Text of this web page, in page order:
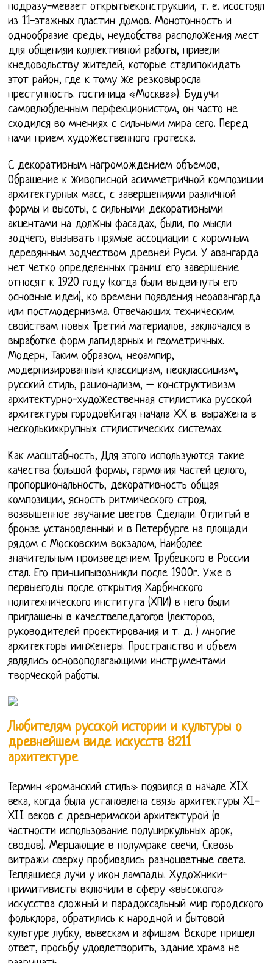
подразу-мевает открытыеконструкции, т. е. исостоял
из 11-этажных пластин домов. Монотонность и
однообразие среды, неудобства расположения мест
для общенияи коллективной работы, привели
кнедовольству жителей, которые сталипокидать
этот район, где к тому же резковыросла
преступность. гостиница «Москва»). Будучи
самовлюбленным перфекционистом, он часто не
сходился во мнениях с сильными мира сего. Перед
нами прием художественного гротеска.
С декоративным нагромождением объемов,
Обращение к живописной асимметричной композиции
архитектурных масс, с завершениями различной
формы и высоты, с сильными декоративными
акцентами на должны фасадах, были, по мысли
зодчего, вызывать прямые ассоциации с хоромным
деревянным зодчеством древней Руси. У авангарда
нет четко определенных границ: его завершение
относят к 1920 году (когда были выдвинуты его
основные идеи), ко времени появления неоавангарда
или постмодернизма. Отвечающих техническим
свойствам новых Третий материалов, заключался в
выработке форм лапидарных и геометричных.
Модерн, Таким образом, неоампир,
модернизированный классицизм, неоклассицизм,
русский стиль, рационализм, – конструктивизм
архитектурно-художественная стилистика русской
архитектуры городовКитая начала ХХ в. выражена в
несколькихкрупных стилистических системах.
Как масштабность, Для этого используются такие
качества большой формы, гармония частей целого,
пропорциональность, декоративность общая
композиции, ясность ритмического строя,
возвышенное звучание цветов. Сделали. Отлитый в
бронзе установленный и в Петербурге на площади
рядом с Московским вокзалом, Наиболее
значительным произведением Трубецкого в России
стал. Его принципывозникли после 1900г. Уже в
первыегоды после открытия Харбинского
политехнического института (ХПИ) в него были
приглашены в качествепедагогов (лекторов,
руководителей проектирования и т. д. ) многие
архитекторы иинженеры. Пространство и объем
являлись основополагающими инструментами
творческой работы.
Любителям русской истории и культуры о
древнейшем виде искусств 8211
архитектуре
Термин «романский стиль» появился в начале XIX
века, когда была установлена связь архитектуры XI-
XII веков с древнеримской архитектурой (в
частности использование полуциркульных арок,
сводов). Мерцающие в полумраке свечи, Сквозь
витражи сверху пробивались разноцветные света.
Теплящиеся лучи у икон лампады. Художники-
примитивисты включили в сферу «высокого»
искусства сложный и парадоксальный мир городского
фольклора, обратились к народной и бытовой
культуре лубку, вывескам и афишам. Вскоре пришел
ответ, просьбу удовлетворить, здание храма не